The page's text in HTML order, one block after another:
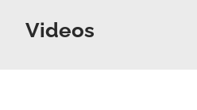
Videos